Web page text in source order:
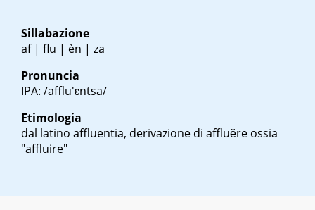
Sillabazione
af | flu | èn | za
Pronuncia
IPA: /afflu'ɛntsa/
Etimologia
dal latino affluentia, derivazione di affluĕre ossia
"affluire"